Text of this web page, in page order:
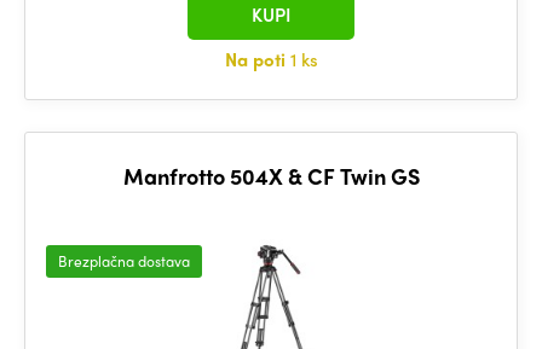
Na poti 1 ks
KUPI
Manfrotto 504X & CF Twin GS
Brezplačna dostava